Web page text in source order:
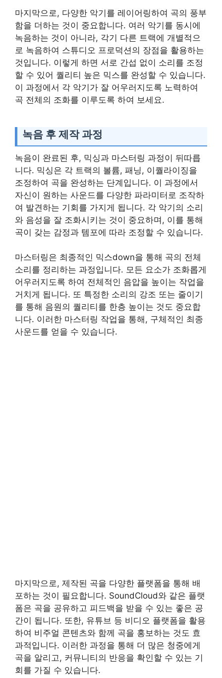
마지막으로, 다양한 악기를 레이어링하여 곡의 풍부
함을 더하는 것이 중요합니다. 여러 악기를 동시에
녹음하는 것이 아니라, 각기 다른 트랙에 개별적으
로 녹음하여 스튜디오 프로덕션의 장점을 활용하는
것입니다. 이렇게 하면 서로 간섭 없이 소리를 조정
할 수 있어 퀄리티 높은 믹스를 완성할 수 있습니다.
이 과정에서 각 악기가 잘 어우러지도록 노력하여
곡 전체의 조화를 이루도록 하여 보세요.
녹음 후 제작 과정
녹음이 완료된 후, 믹싱과 마스터링 과정이 뒤따릅
니다. 믹싱은 각 트랙의 볼륨, 패닝, 이퀄라이징을
조정하여 곡을 완성하는 단계입니다. 이 과정에서
자신이 원하는 사운드를 다양한 파라미터로 조작하
여 발견하는 기회를 가지게 됩니다. 각 악기의 소리
와 음성을 잘 조화시키는 것이 중요하며, 이를 통해
곡이 갖는 감정과 템포에 따라 조정할 수 있습니다.
마스터링은 최종적인 믹스down을 통해 곡의 전체
소리를 정리하는 과정입니다. 모든 요소가 조화롭게
어우러지도록 하여 전체적인 음압을 높이는 작업을
거치게 됩니다. 또 특정한 소리의 강조 또는 줄이기
를 통해 음원의 퀄리티를 한층 높이는 것도 중요합
니다. 이러한 마스터링 작업을 통해, 구체적인 최종
사운드를 얻을 수 있습니다.
마지막으로, 제작된 곡을 다양한 플랫폼을 통해 배
포하는 것이 필요합니다. SoundCloud와 같은 플랫
폼은 곡을 공유하고 피드백을 받을 수 있는 좋은 공
간이 됩니다. 또한, 유튜브 등 비디오 플랫폼을 활용
하여 비주얼 콘텐츠와 함께 곡을 홍보하는 것도 효
과적입니다. 이러한 과정을 통해 더 많은 청중에게
곡을 알리고, 커뮤니티의 반응을 확인할 수 있는 기
회를 가질 수 있습니다.